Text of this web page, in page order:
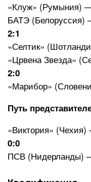
«Клуж» (Румыния)
БАТЭ (Белоруссия)
2:1
«Селтик»
«Црвена Звезда»
2:0
«Марибор»
Путь
«Виктория»
0:0
ПСВ (Нидерланды)